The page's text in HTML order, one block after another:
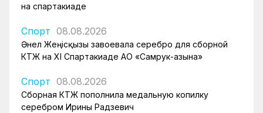
на спартакиаде
Спорт 08.08.2026
Әнел Жеңісқызы завоевала серебро для сборной
КТЖ на XI Спартакиаде АО «Самрук-Қазына»
Спорт 08.08.2026
Сборная КТЖ пополнила медальную копилку
серебром Ирины Радзевич